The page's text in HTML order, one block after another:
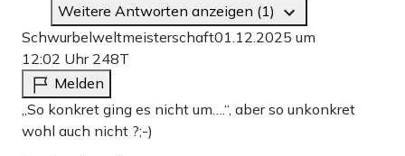
Weitere Antworten anzeigen (1)
Schwurbelweltmeisterschaft01.12.2025 um
12:02 Uhr 248T
Melden
„So konkret ging es nicht um….“, aber so unkonkret
wohl auch nicht ?;-)